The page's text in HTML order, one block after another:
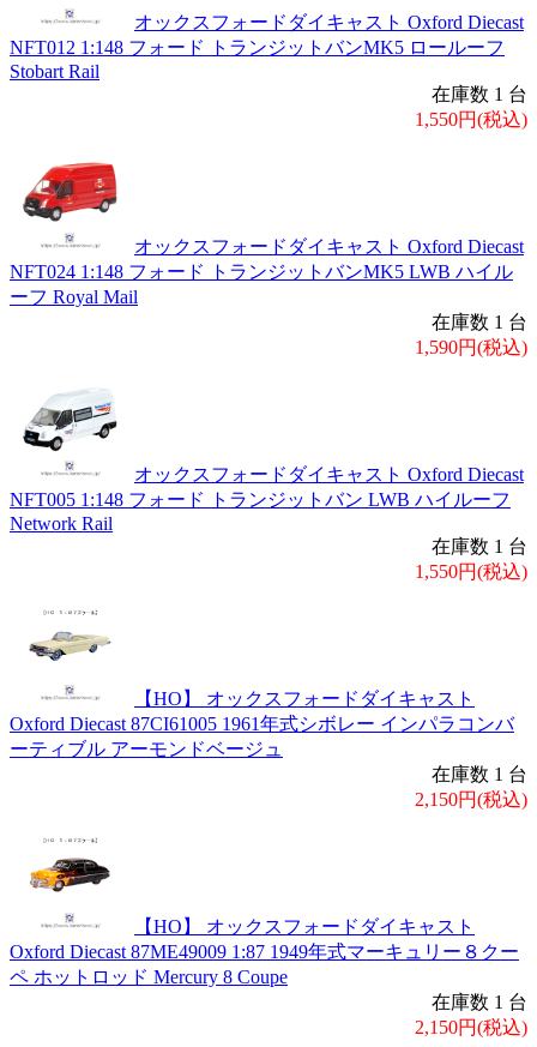
オックスフォードダイキャスト Oxford Diecast
NFT012 1:148 フォード トランジットバンMK5 ロールーフ
Stobart Rail
在庫数 1 台
1,550円(税込)
オックスフォードダイキャスト Oxford Diecast
NFT024 1:148 フォード トランジットバンMK5 LWB ハイル
ーフ Royal Mail
在庫数 1 台
1,590円(税込)
オックスフォードダイキャスト Oxford Diecast
NFT005 1:148 フォード トランジットバン LWB ハイルーフ
Network Rail
在庫数 1 台
1,550円(税込)
【HO】 オックスフォードダイキャスト
Oxford Diecast 87CI61005 1961年式シボレー インパラコンバ
ーティブル アーモンドベージュ
在庫数 1 台
2,150円(税込)
【HO】 オックスフォードダイキャスト
Oxford Diecast 87ME49009 1:87 1949年式マーキュリー８クー
ペ ホットロッド Mercury 8 Coupe
在庫数 1 台
2,150円(税込)